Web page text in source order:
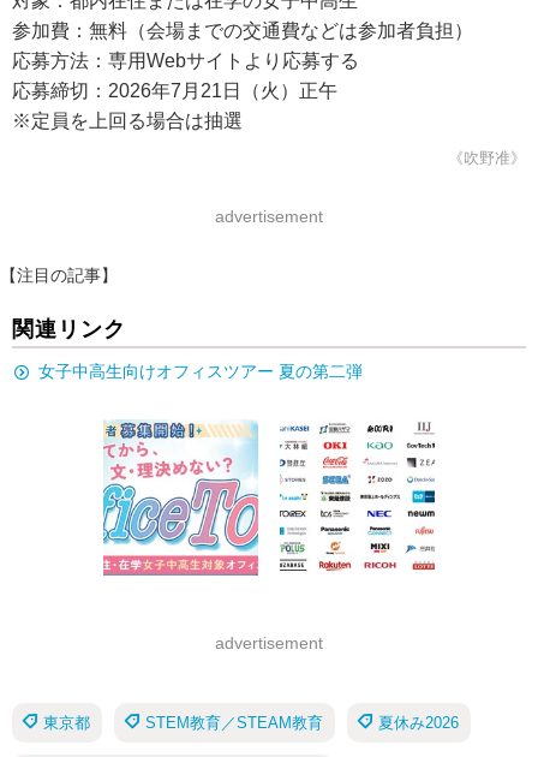
参加費：無料（会場までの交通費などは参加者負担）
応募方法：専用Webサイトより応募する
応募締切：2026年7月21日（火）正午
※定員を上回る場合は抽選
《吹野准》
advertisement
【注目の記事】
関連リンク
女子中高生向けオフィスツアー 夏の第二弾
advertisement
東京都 STEM教育／STEAM教育 夏休み2026